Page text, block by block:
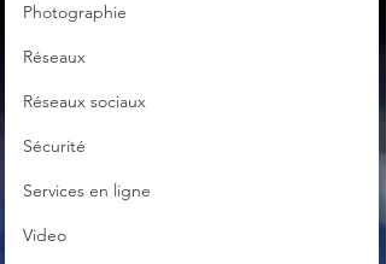
Photographie
Réseaux
Réseaux sociaux
Sécurité
Services en ligne
Video